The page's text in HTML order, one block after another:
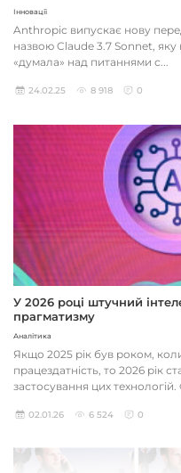
Інновації
Anthropic випускає нову
назвою Claude 3.7 Sonnet,
«думала» над питаннями с...
24.02.25 8 918 0
У 2026 році штучний
прагматизму
Аналітика
Якщо 2025 рік був роком,
працездатність, то 2026 рік
застосування цих технологій.
02.01.26 6 524 0